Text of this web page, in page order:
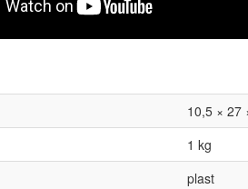
10,5 × 27
1 kg
plast